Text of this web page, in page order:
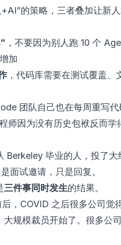
的策略，三者叠加让新
，不要因为别人跑 10 个
加
，代码库需要在测试覆盖、
团队自己也在每周重写代
师因为没有历史包袱反而学
Berkeley 毕业的人，投了大
试邀请，只是回复。
三件事同时发生的结果。
，COVID 之后很多公司觉
规模裁员开始了。很多公